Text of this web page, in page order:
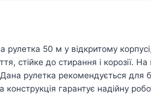
50 м у відкритому
стійке до стирання і корозії.
Дана рулетка рекомендується для
гарантує надійну